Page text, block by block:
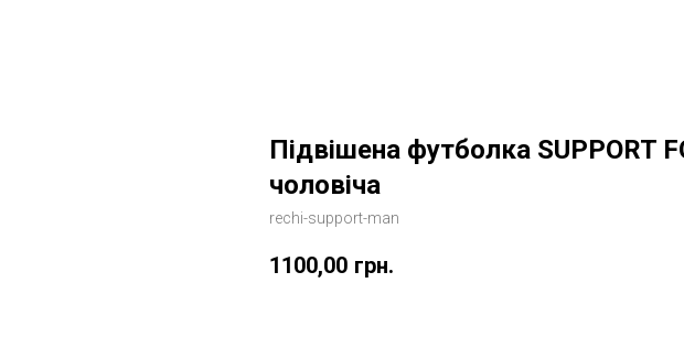
Підвішена футболка SUPPORT
чоловіча
rechi-support-man
1100,00 грн.